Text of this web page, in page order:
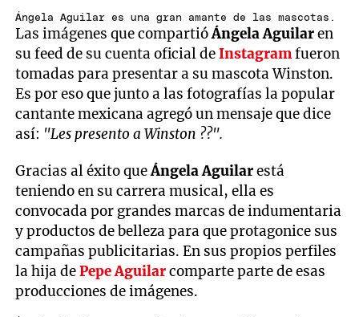
Ángela Aguilar es una gran amante de las mascotas.
Las imágenes que compartióÁngela Aguilaren
su feed de su cuenta oficial deInstagramfueron
tomadas para presentar a su mascota Winston.
Es por eso que junto a las fotografías la popular
cantante mexicana agregó un mensaje que dice
así: "Les presento a Winston ??".
Gracias al éxito queÁngela Aguilarestá
teniendo en su carrera musical, ella es
convocada por grandes marcas de indumentaria
y productos de belleza para que protagonice sus
campañas publicitarias. En sus propios perfiles
la hija dePepe Aguilarcomparte parte de esas
producciones de imágenes.